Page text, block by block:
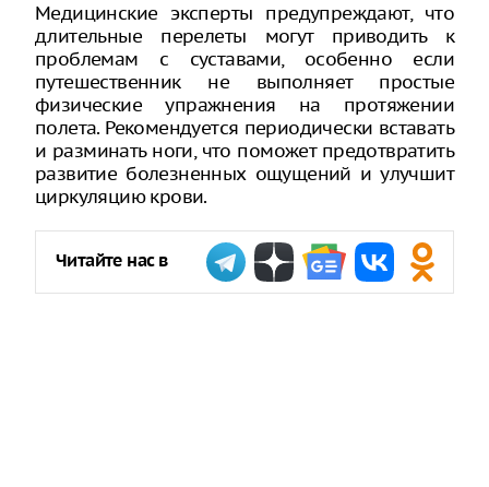
Медицинские эксперты предупреждают, что
длительные перелеты могут приводить к
проблемам с суставами, особенно если
путешественник не выполняет простые
физические упражнения на протяжении
полета. Рекомендуется периодически вставать
и разминать ноги, что поможет предотвратить
развитие болезненных ощущений и улучшит
циркуляцию крови.
Читайте нас в